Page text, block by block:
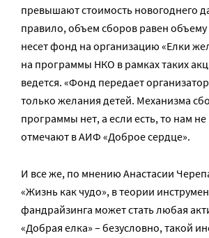
превышают стоимость новогоднего
правило, объем сборов равен объему
несет фонд на организацию «Елки
на программы НКО в рамках таких
ведется. «Фонд передает
только желания детей. Механизма
программы нет, а если есть, то нам
отмечают в АИФ «Доброе сердце».
И все же, по мнению Анастасии
«Жизнь как чудо», в теории
фандрайзинга может стать любая
«Добрая елка» – безусловно, такой